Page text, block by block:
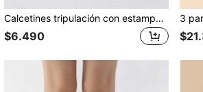
Calcetines tripulación con estampado de oso de dibujos animados, calcetines de otoño
$6.490